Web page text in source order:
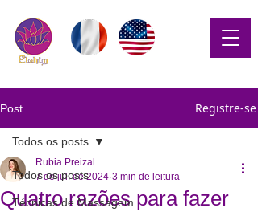
Post Registre-se
Todos os posts
Técnicas de Massagem
Todos os posts
Quatro razões para fazer
Rubia Preizal
7 de jul. de 2024 3 min de leitura